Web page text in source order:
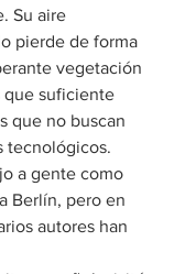
Su aire
pierde de forma
vegetación
que suficiente
que no buscan
tecnológicos.
a gente como
Berlín, pero en
autores han